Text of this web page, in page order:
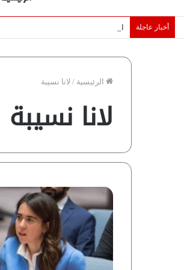
أخبار عاجلة
الرئيسية / لانا نسيبة
لانا نسيبة